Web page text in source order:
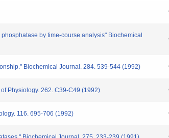
by time-course analysis" Biochemical
Biochemical Journal. 284. 539-544 (1992)
Physiology. 262. C39-C49 (1992)
116. 695-706 (1992)